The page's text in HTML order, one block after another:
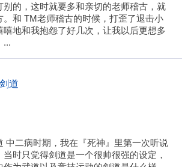
别的，这时就要多和亲切的老师稽古，就
。和 TM老师稽古的时候，打歪了退击小
嘻地和我抱怨了好几次，让我以后更想多
...
道
中二病时期，我在『死神』里第一次听说
时只觉得剑道是一个很帅很强的设定，